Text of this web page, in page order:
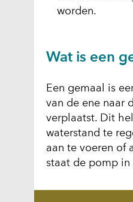
worden.
Wat is een
Een gemaal is
van de ene naar
verplaatst. Dit
waterstand te
aan te voeren of
staat de pomp in